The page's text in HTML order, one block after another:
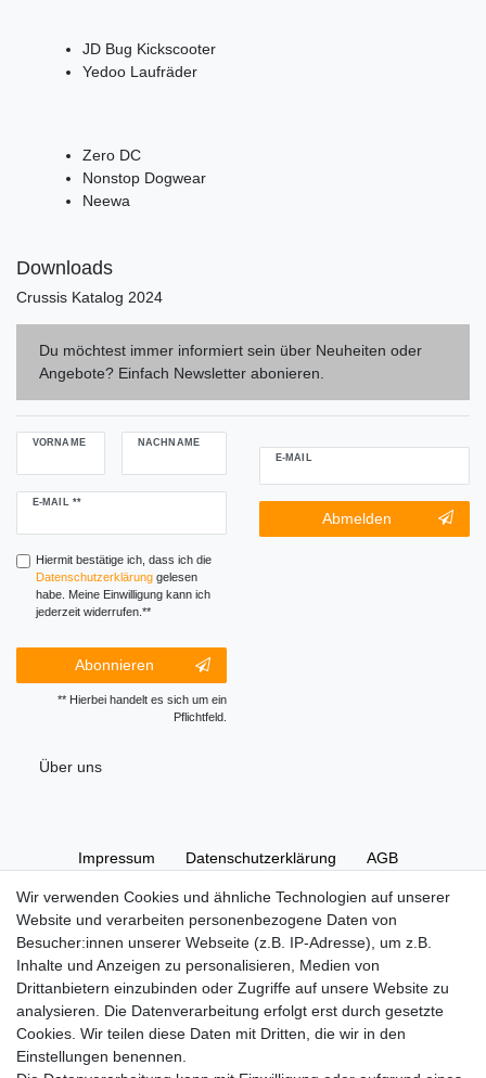
JD Bug Kickscooter
Yedoo Laufräder
Zero DC
Nonstop Dogwear
Neewa
Downloads
Crussis Katalog 2024
Du möchtest immer informiert sein über Neuheiten oder
Angebote? Einfach Newsletter abonieren.
VORNAME NACHNAME
E-MAIL **
Newsletter
Hiermit bestätige ich, dass ich die
Daten­schutz­erklärunggelesen
habe. Meine Einwilligung kann ich
jederzeit widerrufen.**
Abonnieren
** Hierbei handelt es sich um ein
Pflichtfeld.
E-MAIL
Newsletter-
Abmeldung
Abmelden
Wir verwenden Cookies und ähnliche Technologien auf unserer
Website und verarbeiten personenbezogene Daten von
Besucher:innen unserer Webseite (z.B. IP-Adresse), um z.B.
Inhalte und Anzeigen zu personalisieren, Medien von
Drittanbietern einzubinden oder Zugriffe auf unsere Website zu
analysieren. Die Datenverarbeitung erfolgt erst durch gesetzte
Cookies. Wir teilen diese Daten mit Dritten, die wir in den
Einstellungen benennen.
Über uns
Impressum Daten­schutz­erklärung AGB
Widerrufs­recht Vertrag widerrufen Kontakt
Hinweise zur Batterieentsorgung
Im Zusammenhang mit dem Vertrieb von Batterien oder mit
der Lieferung von Geräten, die Batterien enthalten, sind wir
verpflichtet, Sie auf folgendes hinzuweisen: